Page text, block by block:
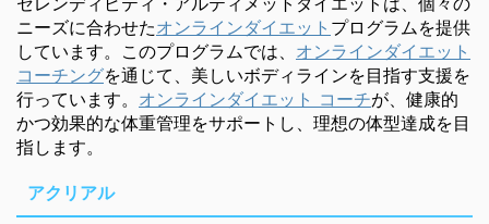
ニーズに合わせたオンラインダイエット プログラムを提供
しています。このプログラムでは、 オンラインダイエット
コーチングを通じて、美しいボディラインを目指す支援を
行っています。 オンラインダイエット コーチが、健康的
かつ効果的な体重管理をサポートし、理想の体型達成を目
指します。
アクリアル